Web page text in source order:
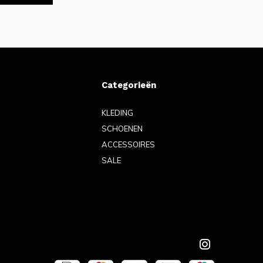
Categorieën
KLEDING
SCHOENEN
ACCESSOIRES
SALE